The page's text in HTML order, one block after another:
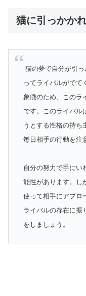
猫に引っかか
猫の夢で自分が引
ってライバルがでて
象徴のため、このラ
です。このライバル
うとする性格の持ち
毎日相手の行動を注
自分の努力で手にい
能性があります。し
使って相手にアプロ
ライバルの存在に振
をしましょう。